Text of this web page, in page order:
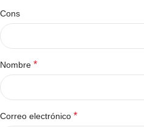
Cons
Nombre *
Correo electrónico *